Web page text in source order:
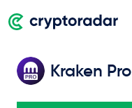
Kraken Pro